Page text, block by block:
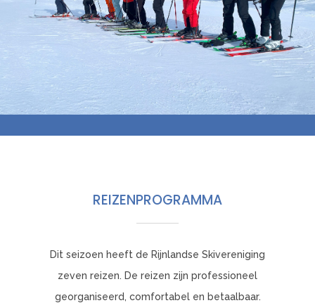
REIZENPROGRAMMA
Dit seizoen heeft de Rijnlandse Skivereniging
zeven reizen. De reizen zijn professioneel
georganiseerd, comfortabel en betaalbaar.